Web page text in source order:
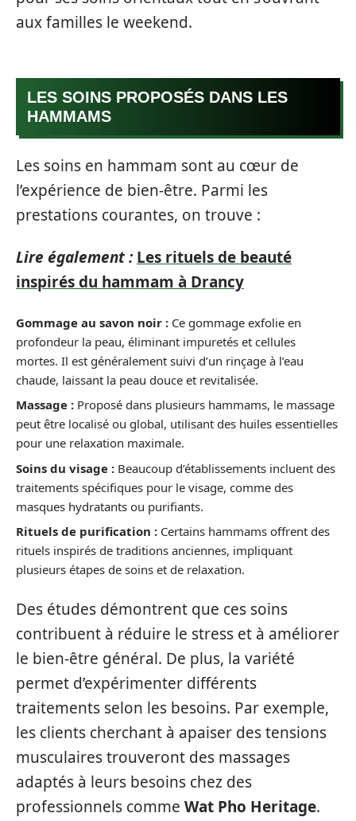
aux familles le weekend.
LES SOINS PROPOSÉS DANS LES
HAMMAMS
Les soins en hammam sont au cœur de
l’expérience de bien-être. Parmi les
prestations courantes, on trouve :
Lire également : Les rituels de beauté
inspirés du hammam à Drancy
Gommage au savon noir : Ce gommage exfolie en
profondeur la peau, éliminant impuretés et cellules
mortes. Il est généralement suivi d’un rinçage à l’eau
chaude, laissant la peau douce et revitalisée.
Massage : Proposé dans plusieurs hammams, le massage
peut être localisé ou global, utilisant des huiles essentielles
pour une relaxation maximale.
Soins du visage : Beaucoup d’établissements incluent des
traitements spécifiques pour le visage, comme des
masques hydratants ou purifiants.
Rituels de purification : Certains hammams offrent des
rituels inspirés de traditions anciennes, impliquant
plusieurs étapes de soins et de relaxation.
Des études démontrent que ces soins
contribuent à réduire le stress et à améliorer
le bien-être général. De plus, la variété
permet d’expérimenter différents
traitements selon les besoins. Par exemple,
les clients cherchant à apaiser des tensions
musculaires trouveront des massages
adaptés à leurs besoins chez des
professionnels comme Wat Pho Heritage.